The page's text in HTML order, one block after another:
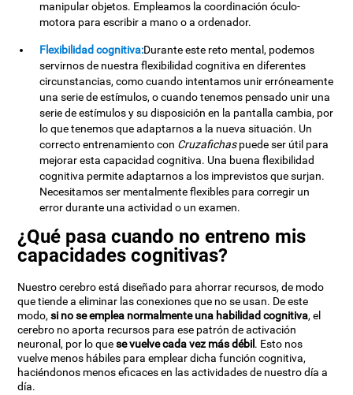
manipular objetos. Empleamos la coordinación óculo-
motora para escribir a mano o a ordenador.
Flexibilidad cognitiva:Durante este reto mental, podemos
servirnos de nuestra flexibilidad cognitiva en diferentes
circunstancias, como cuando intentamos unir erróneamente
una serie de estímulos, o cuando tenemos pensado unir una
serie de estímulos y su disposición en la pantalla cambia, por
lo que tenemos que adaptarnos a la nueva situación. Un
correcto entrenamiento con Cruzafichaspuede ser útil para
mejorar esta capacidad cognitiva. Una buena flexibilidad
cognitiva permite adaptarnos a los imprevistos que surjan.
Necesitamos ser mentalmente flexibles para corregir un
error durante una actividad o un examen.
¿Qué pasa cuando no entreno mis
capacidades cognitivas?
Nuestro cerebro está diseñado para ahorrar recursos, de modo
que tiende a eliminar las conexiones que no se usan. De este
modo,si no se emplea normalmente una habilidad cognitiva, el
cerebro no aporta recursos para ese patrón de activación
neuronal, por lo quese vuelve cada vez más débil . Esto nos
vuelve menos hábiles para emplear dicha función cognitiva,
haciéndonos menos eficaces en las actividades de nuestro día a
día.